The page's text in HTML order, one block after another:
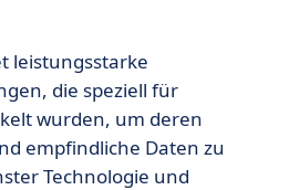
leistungsstarke
die speziell für
wurden, um deren
empfindliche Daten zu
Technologie und